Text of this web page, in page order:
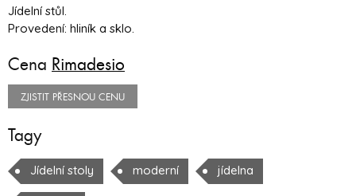
Jídelní stůl.
Provedení: hliník a sklo.
Cena Rimadesio
ZJISTIT PŘESNOU CENU
Tagy
Jídelní stoly moderní jídelna